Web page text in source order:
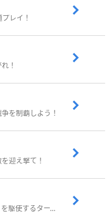
レイ！
！
を制覇しよう！
迎え撃て！
武器の『アビリティ』と『戦神』を駆使するターン制コマンドバトルRPG！